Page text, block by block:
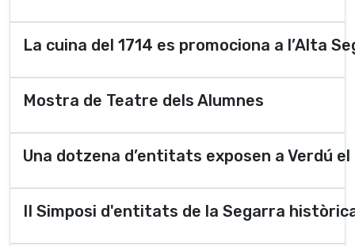
La cuina del 1714 es promociona a l’Alta
Mostra de Teatre dels Alumnes
Una dotzena d’entitats exposen a Verdú
II Simposi d'entitats de la Segarra